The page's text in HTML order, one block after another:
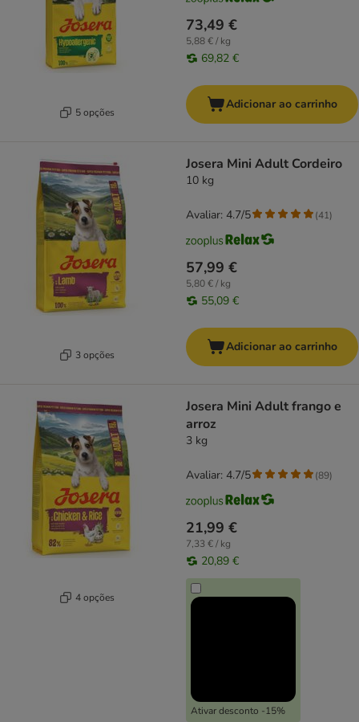
5 opções
73,49 €
5,88 € / kg
69,82 €
Adicionar ao carrinho
3 opções
Josera Mini Adult Cordeiro
10 kg
57,99 €
5,80 € / kg
55,09 €
Avaliar: 4.7/5 (41)
Adicionar ao carrinho
4 opções
Josera Mini Adult frango e
arroz
3 kg
21,99 €
7,33 € / kg
20,89 €
Ativar desconto -15%
Avaliar: 4.7/5 (89)